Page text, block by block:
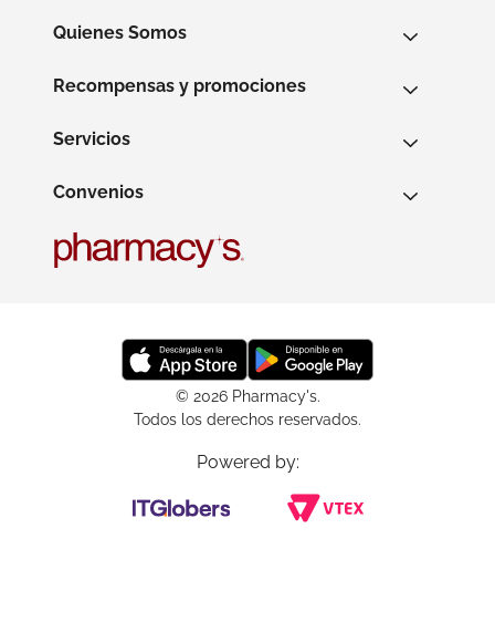
Quienes Somos
Recompensas y promociones
Servicios
Convenios
© 2026 Pharmacy's.
Todos los derechos reservados.
Powered by: